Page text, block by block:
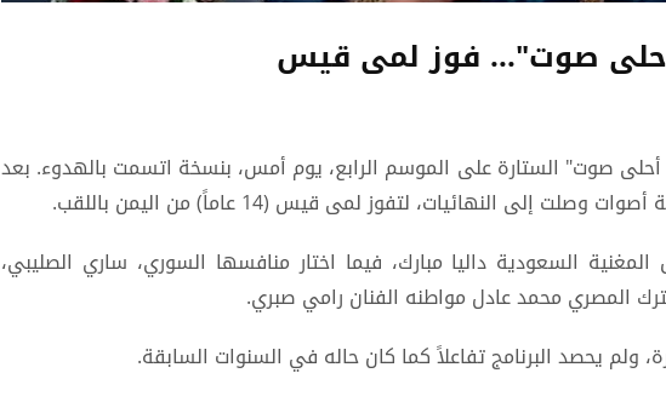
صوت"... فوز لمى قيس
صوت" الستارة على الموسم الرابع، يوم أمس، بنسخة اتسمت بالهدوء. بعد
السعودية داليا مبارك، فيما اختار منافسها السوري، ساري الصليبي،
المصري محمد عادل مواطنه الفنان رامي صبري.
ولم يحصد البرنامج تفاعلاً كما كان حاله في السنوات السابقة.